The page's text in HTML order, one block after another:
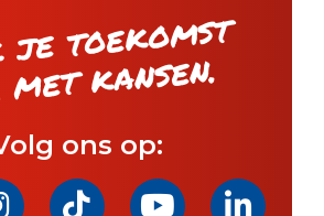
je toeko
kansen.
ons op: